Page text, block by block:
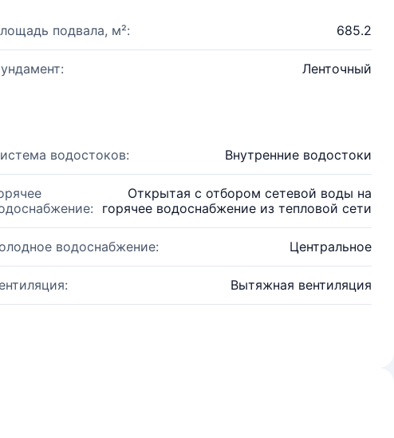
подвала, м²: 685.2
Ленточный
водостоков: Внутренние водостоки
Открытая с отбором сетевой воды на
горячее водоснабжение из тепловой сети
водоснабжение: Центральное
Вытяжная вентиляция